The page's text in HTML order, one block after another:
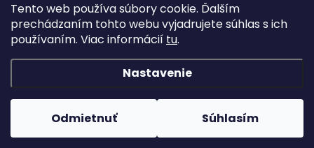
Tento web používa súbory cookie. Ďalším
prechádzaním tohto webu vyjadrujete súhlas s ich
používaním. Viac informácií tu.
Nastavenie
Odmietnuť Súhlasím
Vytvoril Shoptet
Copyright 2026E-VAPER.SK. Všetky práva vyhradené.Upraviť
nastavenie cookies